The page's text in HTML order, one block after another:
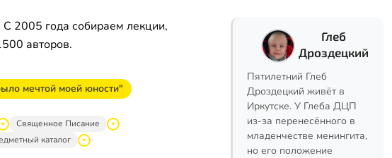
2005 года собираем лекции,
авторов.
мечтой моей юности"
Священное Писание
каталог
Глеб
Дроздецкий
Пятилетний Глеб
Дроздецкий живёт в
Иркутске. У Глеба ДЦП
из-за перенесённого в
младенчестве менингита,
но его положение